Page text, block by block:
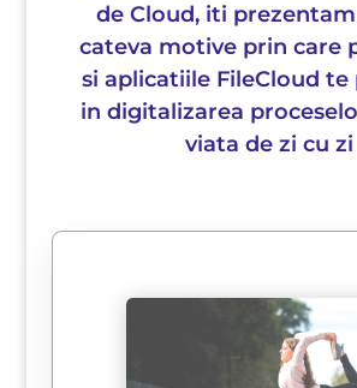
de Cloud, iti
cateva motive prin care
si aplicatiile FileCloud
in digitalizarea
viata de zi cu zi